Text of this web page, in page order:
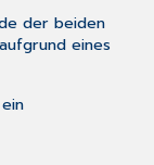
der beiden
eines